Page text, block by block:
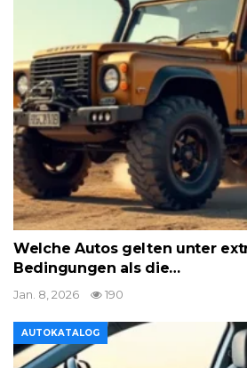
Welche Autos gelten unter
Bedingungen als die…
Jan. 8, 2026 190
AUTOKATALOG